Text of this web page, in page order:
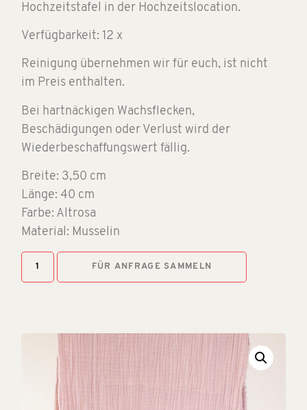
Hochzeitstafel in der Hochzeitslocation.
Verfügbarkeit: 12 x
Reinigung übernehmen wir für euch, ist nicht
im Preis enthalten.
Bei hartnäckigen Wachsflecken,
Beschädigungen oder Verlust wird der
Wiederbeschaffungswert fällig.
Breite: 3,50 cm
Länge: 40 cm
Farbe: Altrosa
Material: Musselin
FÜR ANFRAGE SAMMELN